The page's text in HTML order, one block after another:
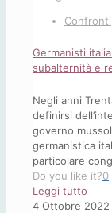
Confronti
Germanisti
subalternità e
Negli anni
definirsi
governo
germanistica
particolare
Do you like it?0
Leggi tutto
4 Ottobre 2022